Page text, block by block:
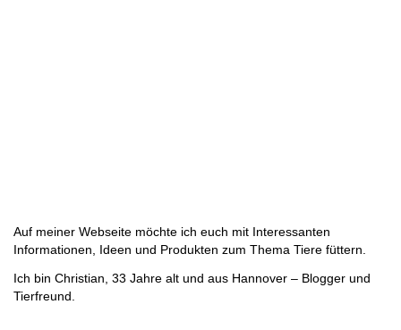
Auf meiner Webseite möchte ich euch mit Interessanten
Informationen, Ideen und Produkten zum Thema Tiere füttern.
Ich bin Christian, 33 Jahre alt und aus Hannover – Blogger und
Tierfreund.